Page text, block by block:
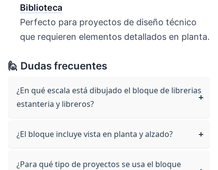
Biblioteca
Perfecto para proyectos de diseño técnico
que requieren elementos detallados en planta.
🙋 Dudas frecuentes
¿En qué escala está dibujado el bloque de librerias
estanteria y libreros?
¿El bloque incluye vista en planta y alzado?
¿Para qué tipo de proyectos se usa el bloque